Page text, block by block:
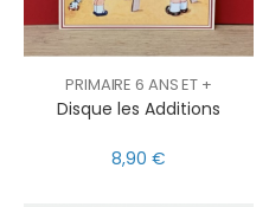
PRIMAIRE 6 ANS ET +
Disque les Additions
8,90 €